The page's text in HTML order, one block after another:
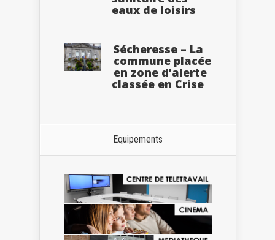
eaux de loisirs
Sécheresse – La
commune placée
en zone d’alerte
classée en Crise
Equipements